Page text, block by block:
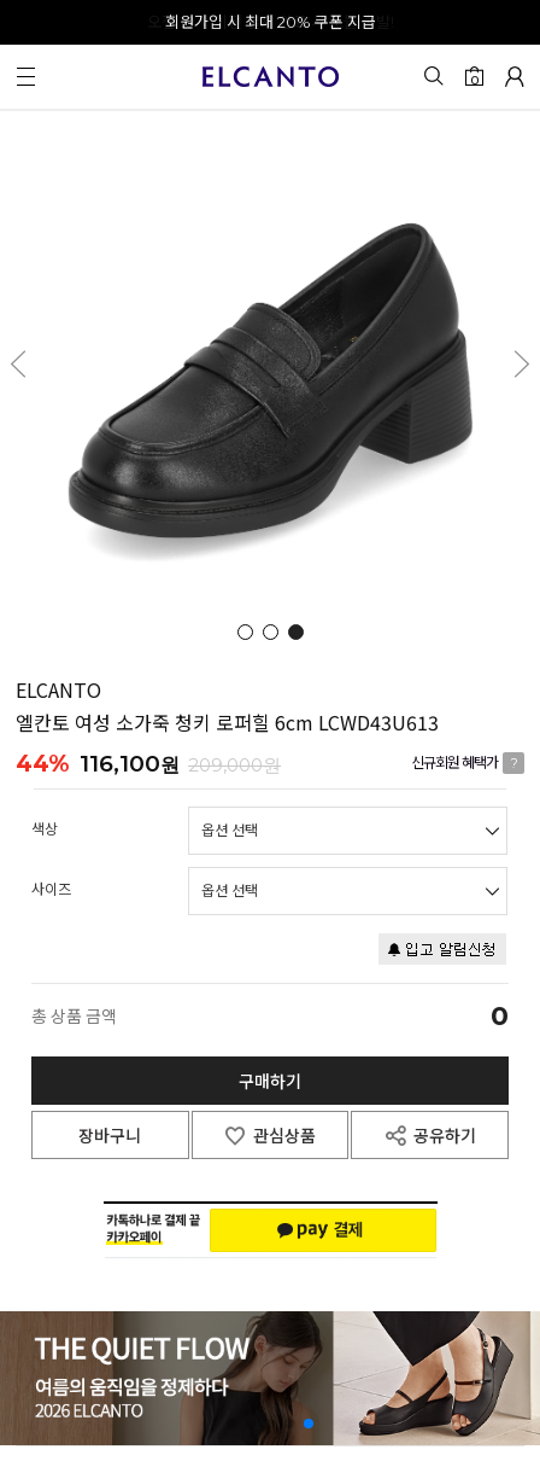
오전 10시 이전 결제 완료 시 오늘 출발!
회원가입 시 최대 20% 쿠폰 지급
0
ELCANTO
엘칸토 여성 소가죽 청키 로퍼힐 6cm LCWD43U613
44% 116,100원 209,000원 신규회원 혜택가 ?
색상
사이즈
총 상품 금액 0
구매하기
장바구니 관심상품 공유하기